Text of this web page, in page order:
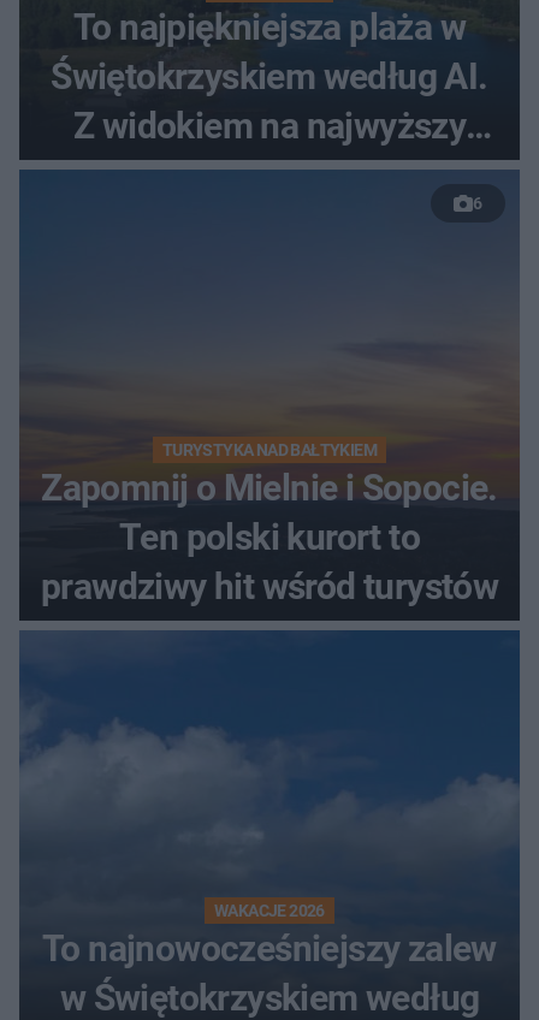
To najpiękniejsza plaża w
Świętokrzyskiem według AI.
Z widokiem na najwyższy
szczyt Gór Świętokrzyskich
6
TURYSTYKA NAD BAŁTYKIEM
Zapomnij o Mielnie i Sopocie.
Ten polski kurort to
prawdziwy hit wśród turystów
WAKACJE 2026
To najnowocześniejszy zalew
w Świętokrzyskiem według